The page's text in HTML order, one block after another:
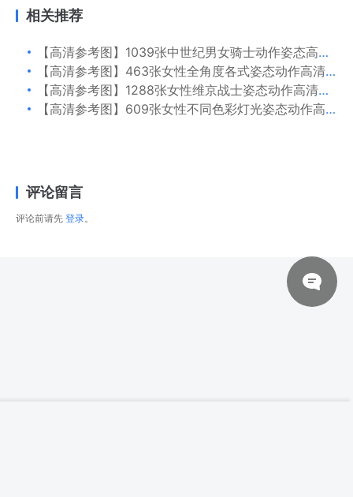
相关推荐
【高清参考图】1039张中世纪男女骑士动作姿态高清参考图片
【高清参考图】463张女性全角度各式姿态动作高清参考图片
【高清参考图】1288张女性维京战士姿态动作高清参考图片
【高清参考图】609张女性不同色彩灯光姿态动作高清参考图片
评论留言
评论前请先 登录。